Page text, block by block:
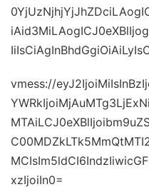
vmess://
xzIjoiIn0=